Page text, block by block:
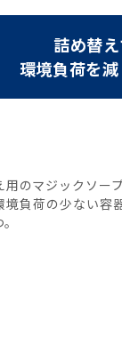
詰め替え
環境負荷を減
用のマジックソー
境負荷の少ない容